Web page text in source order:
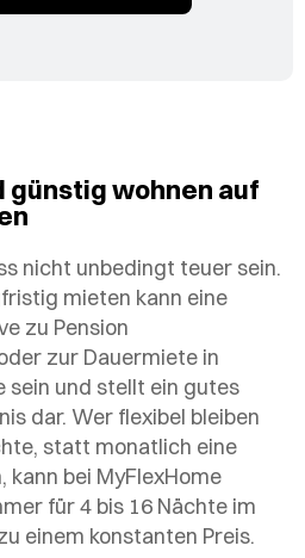
günstig wohnen auf
nicht unbedingt teuer sein.
mieten kann eine
zu Pension
zur Dauermiete in
sein und stellt ein gutes
dar. Wer flexibel bleiben
statt monatlich eine
bei MyFlexHome
für 4 bis 16 Nächte im
einem konstanten Preis.